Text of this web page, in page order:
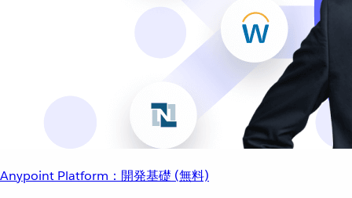
Anypoint Platform：開発基礎 (無料)